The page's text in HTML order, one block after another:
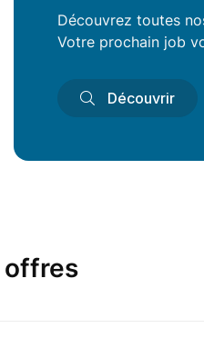
Découvrez toutes
Votre prochain job
Découvrir
offres